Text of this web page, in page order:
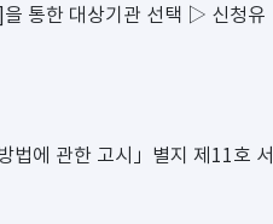
통한 대상기관 선택 ▷ 신청유
법에 관한 고시」별지 제11호 서